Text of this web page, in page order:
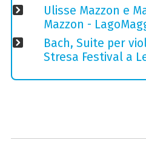
Ulisse Mazzon e
Mazzon -
Bach, Suite per
Stresa Festival a